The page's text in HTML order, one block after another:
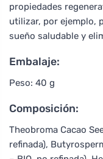
propiedades
utilizar, por ejemplo,
sueño saludable y
Embalaje:
Peso: 40 g
Composición:
Theobroma Cacao
refinada),